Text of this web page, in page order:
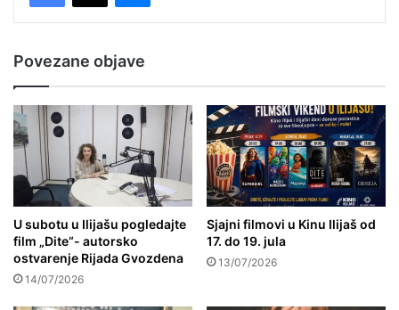
Povezane objave
U subotu u Ilijašu pogledajte
film „Dite“- autorsko
ostvarenje Rijada Gvozdena
14/07/2026
Sjajni filmovi u Kinu Ilijaš od
17. do 19. jula
13/07/2026